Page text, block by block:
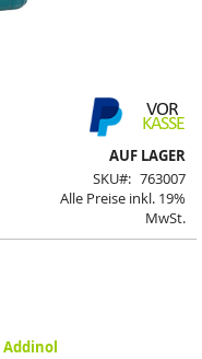
AUF LAGER
SKU
763007
Alle Preise inkl. 19%
MwSt.
Addinol